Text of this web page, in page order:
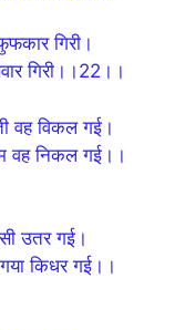
गिरी।
गिरी।।22।।
वह विकल गई।
वह निकल गई।।
उतर गई।
किधर गई।।